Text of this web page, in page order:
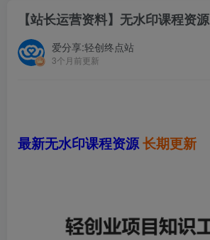
【站长运营资料】无水印课程资源
爱分享:轻创终点站
3个月前更新
最新无水印课程资源长期更新